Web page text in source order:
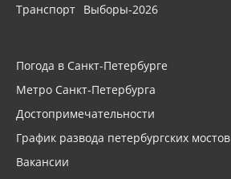
Транспорт Выборы-2026
Погода в Санкт-Петербурге
Метро Санкт-Петербурга
Достопримечательности
График развода петербургских мостов
Вакансии